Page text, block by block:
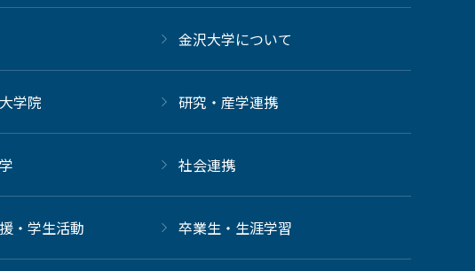
金沢大学について
学院 研究・産学連携
社会連携
・学生活動 卒業生・生涯学習